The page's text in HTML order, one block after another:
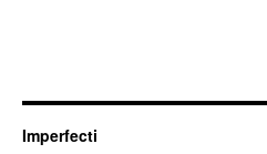
Imperfecti